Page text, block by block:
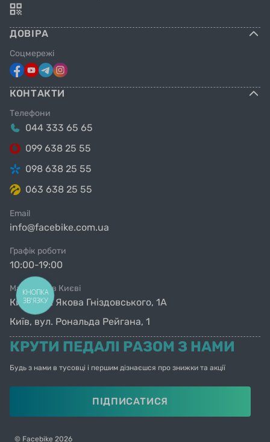
Возраст ребёнка от 2 до 4 лет;
Рост ребенка 85-105 см;
Вес велосипеда 8 кг;
Длина велосипеда 85 см;
Высота сиденья 44-54 см;
Размер колес 12";
Рама: сталь;
ДОВІРА
Соцмережі
КОНТАКТИ
Телефони
044 333 65 65
099 638 25 55
098 638 25 55
063 638 25 55
Email
info@facebike.com.ua
Графік роботи
10:00-19:00
Магазини в Києві
Київ, вул. Якова Гніздовського, 1А
Київ, вул. Рональда Рейгана, 1
КРУТИ ПЕДАЛІ РАЗОМ З НАМИ
Будь з нами в тусовці і першим дізнаєшся про знижки та акції
ПІДПИСАТИСЯ
© Facebike 2026
КНОПКА
ЗВ'ЯЗКУ